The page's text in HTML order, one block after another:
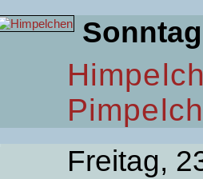
Sonntag
Freitag,